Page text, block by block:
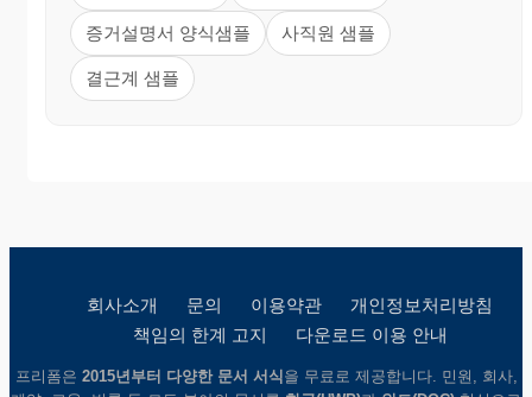
증거설명서 양식샘플 사직원 샘플
결근계 샘플
회사소개 문의 이용약관
개인정보처리방침
책임의 한계 고지
다운로드 이용 안내
프리폼은 2015년부터 다양한 문서 서식 을 무료로 제공합니다. 민원, 회사,